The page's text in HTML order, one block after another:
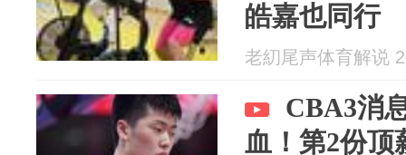
皓嘉也同行
老糿尾声体育解说
CBA3消
血！第2份顶